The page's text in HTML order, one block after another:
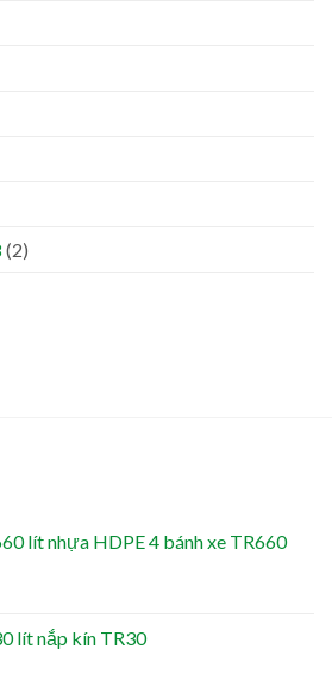
(2)
lít nhựa HDPE 4 bánh xe TR660
lít nắp kín TR30